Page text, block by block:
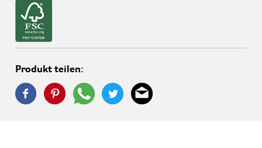
Produkt teilen: